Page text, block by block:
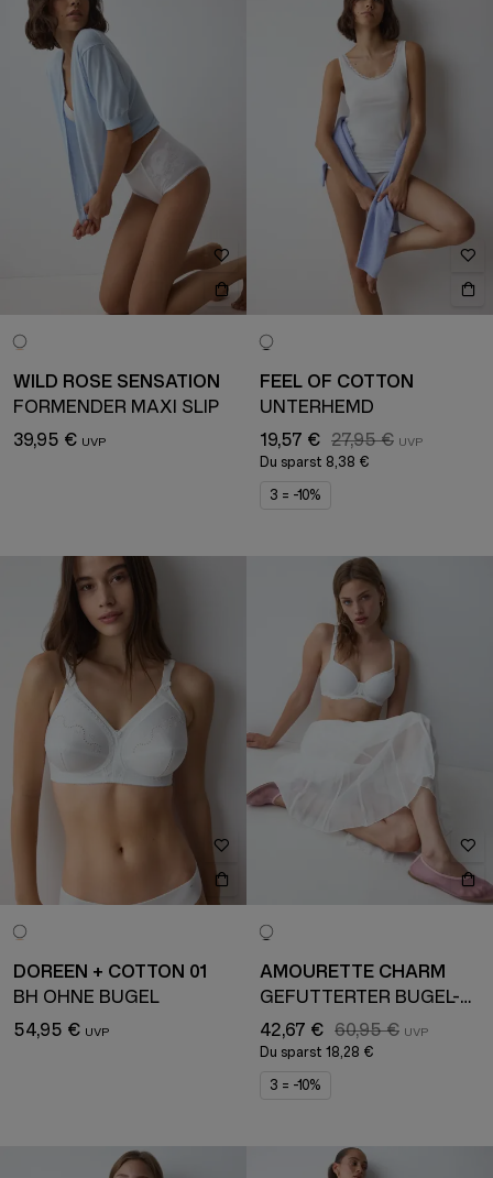
WILD ROSE SENSATION
FORMENDER MAXI SLIP
39,95 €
FEEL OF COTTON
UNTERHEMD
19,57 € 27,95 €
Du sparst 8,38 €
3 = -10%
DOREEN + COTTON 01
BH OHNE BÜGEL
54,95 €
AMOURETTE CHARM
GEFÜTTERTER BÜGEL-BH
42,67 € 60,95 €
Du sparst 18,28 €
3 = -10%